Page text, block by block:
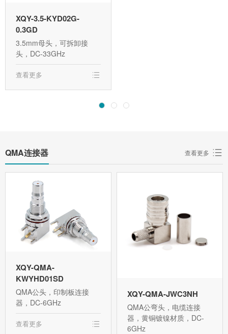
XQY-3.5-KYD02G-
0.3GD
3.5mm母头，可拆卸接
头，DC-33GHz
查看更多
QMA连接器 查看更多
XQY-QMA-
KWYHD01SD
QMA公头，印制板连接
器，DC-6GHz
查看更多
XQY-QMA-JWC3NH
QMA公弯头，电缆连接
器，黄铜镀镍材质，DC-
6GHz